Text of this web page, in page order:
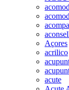
Açores
acrilico
acute